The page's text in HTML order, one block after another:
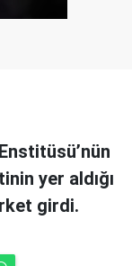
yer aldığı
girdi.